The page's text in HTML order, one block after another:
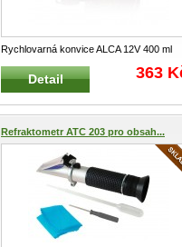
Rychlovarná konvice ALCA 12V 400 ml
ALCA 542120 Rychlovarná značk...
Detail 363
Refraktometr ATC 203 pro obsah...